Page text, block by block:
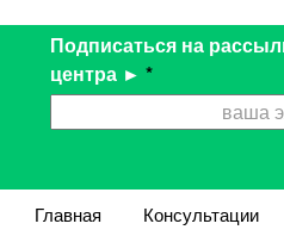
Подписаться на
центра ► *
Главная Консультации